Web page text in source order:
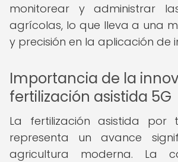
monitorear y administrar
agrícolas, lo que lleva a una
y precisión en la aplicación de
Importancia de la
fertilización asistida 5G
La fertilización asistida por
representa un avance
agricultura moderna. La